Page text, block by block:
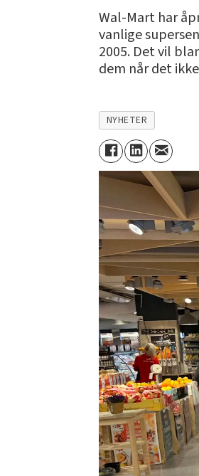
Wal-Mart har
vanlige
2005. Det vil
dem når det
NYHETER